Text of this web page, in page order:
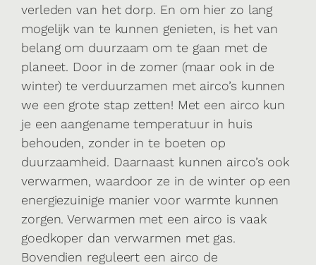
verleden van het dorp. En om hier zo lang
mogelijk van te kunnen genieten, is het van
belang om duurzaam om te gaan met de
planeet. Door in de zomer (maar ook in de
winter) te verduurzamen met airco’s kunnen
we een grote stap zetten! Met een airco kun
je een aangename temperatuur in huis
behouden, zonder in te boeten op
duurzaamheid. Daarnaast kunnen airco’s ook
verwarmen, waardoor ze in de winter op een
energiezuinige manier voor warmte kunnen
zorgen. Verwarmen met een airco is vaak
goedkoper dan verwarmen met gas.
Bovendien reguleert een airco de